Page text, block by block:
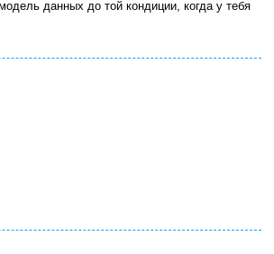
данных до той кондиции, когда у тебя